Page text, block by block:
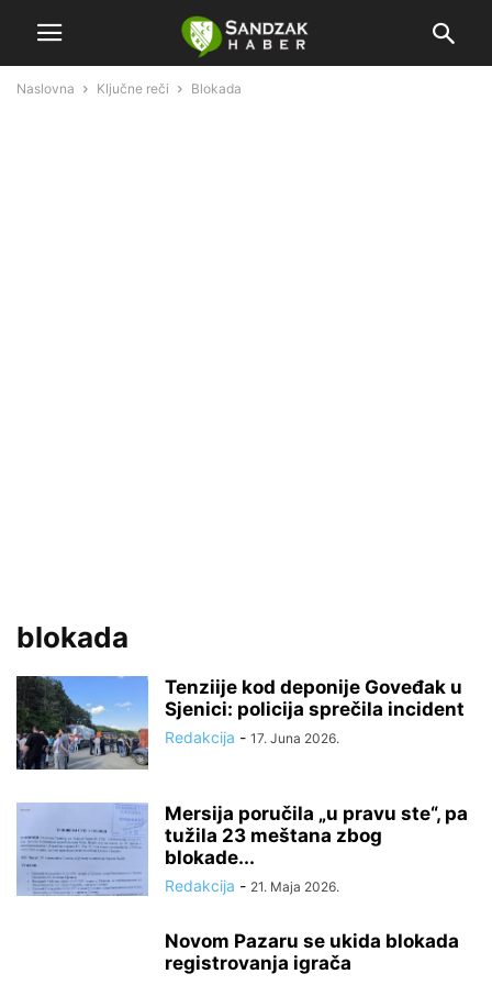
Naslovna Ključne reči Blokada
blokada
Tenziije kod deponije Goveđak u
Sjenici: policija sprečila incident
Redakcija - 17. Juna 2026.
Mersija poručila „u pravu ste“, pa
tužila 23 meštana zbog
blokade...
Redakcija - 21. Maja 2026.
Novom Pazaru se ukida blokada
registrovanja igrača